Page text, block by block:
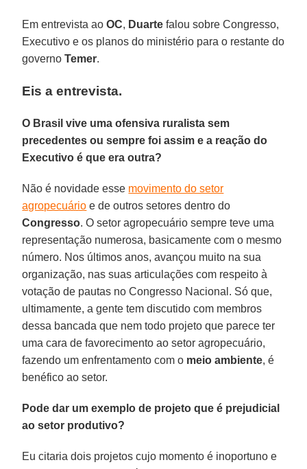
Em entrevista aoOC, Duarte falou sobre Congresso,
Executivo e os planos do ministério para o restante do
governoTemer.
Eis a entrevista.
O Brasil vive uma ofensiva ruralista sem
precedentes ou sempre foi assim e a reação do
Executivo é que era outra?
Não é novidade esse movimento do setor
agropecuário e de outros setores dentro do
Congresso. O setor agropecuário sempre teve uma
representação numerosa, basicamente com o mesmo
número. Nos últimos anos, avançou muito na sua
organização, nas suas articulações com respeito à
votação de pautas no Congresso Nacional. Só que,
ultimamente, a gente tem discutido com membros
dessa bancada que nem todo projeto que parece ter
uma cara de favorecimento ao setor agropecuário,
fazendo um enfrentamento com o meio ambiente, é
benéfico ao setor.
Pode dar um exemplo de projeto que é prejudicial
ao setor produtivo?
Eu citaria dois projetos cujo momento é inoportuno e